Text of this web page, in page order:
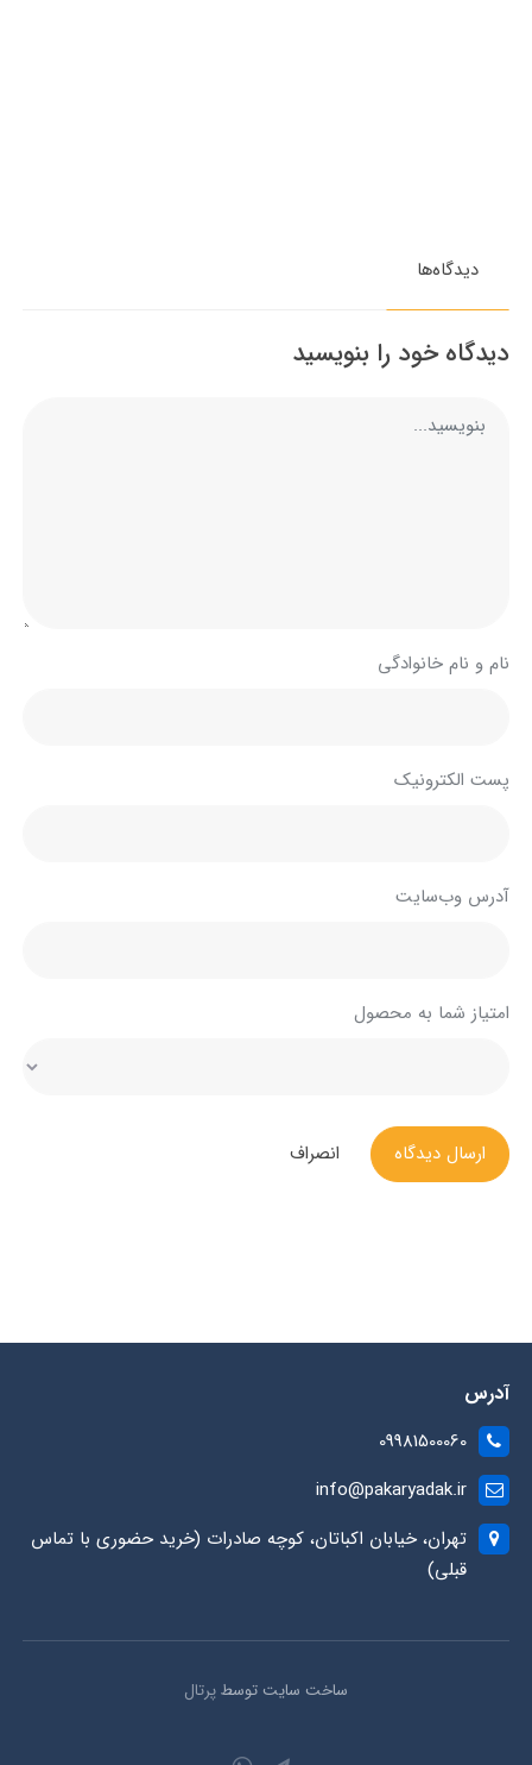
دیدگاه‌ها
دیدگاه خود را بنویسید
نام و نام خانوادگی
پست الکترونیک
آدرس وب‌سایت
امتیاز شما به محصول
ارسال دیدگاه انصراف
آدرس
09981500060
info@pakaryadak.ir
تهران، خیابان اکباتان، کوچه صادرات (خرید حضوری با تماس
قبلی)
ساخت سایت توسطپرتال